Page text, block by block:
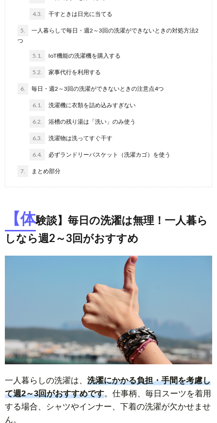
4.3. 干すときは日光に当てる
5.
一人暮らしで毎日・週2～3回の洗濯ができないときの対処方法2
つ
5.1. IoT機能の洗濯機を購入する
5.2. 家事代行を利用する
6. 毎日・週2～3回の洗濯ができないときの注意点4つ
6.1. 洗濯機に衣類を詰め込みすぎない
6.2. 浴槽の残り湯は「洗い」のみ使う
6.3. 洗濯物は洗ってすぐ干す
6.4. 必ずランドリーバスケット（洗濯カゴ）を使う
7. まとめ部分
【体験談】毎日の洗濯は無理！一人暮ら
しなら週2～3回がおすすめ
一人暮らしの洗濯は、 洗濯にかかる負担・手間を考慮し
て週2～3回がおすすめです。仕事柄、毎日スーツを着用
する場合、シャツやインナー、下着の洗濯が欠かせませ
ん。